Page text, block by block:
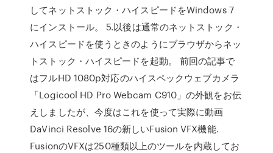
してネットストック・ハイスピードをWindows 7
にインストール。 5.以後は通常のネットストック・
ハイスピードを使うときのようにブラウザからネッ
トストック・ハイスピードを起動。 前回の記事で
はフルHD 1080p対応のハイスペックウェブカメラ
「Logicool HD Pro Webcam C910」の外観をお伝
えしましたが、今度はこれを使って実際に動画
DaVinci Resolve 16の新しいFusion VFX機能.
FusionのVFXは250種類以上のツールを内蔵してお